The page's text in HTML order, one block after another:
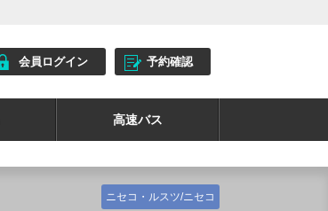
会員ログイン 予約確認
高速バス
ニセコ・ルスツ/ニセコ